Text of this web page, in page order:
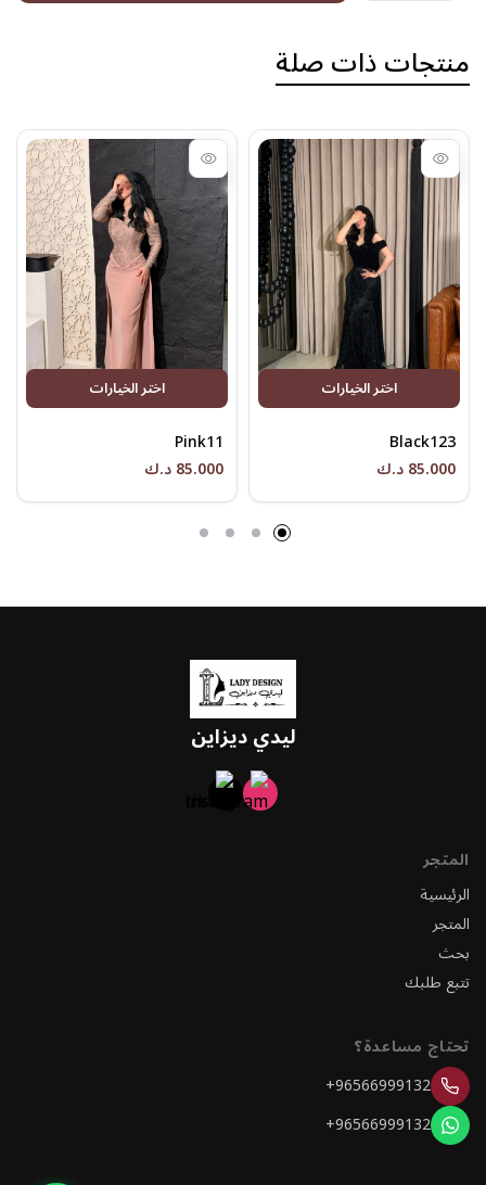
منتجات ذات صلة
اختر الخيارات
Black123
85.000 د.ك
اختر الخيارات
Pink11
85.000 د.ك
ليدي ديزاين
المتجر
الرئيسية
المتجر
بحث
تتبع طلبك
تحتاج مساعدة؟
+96566999132
+96566999132